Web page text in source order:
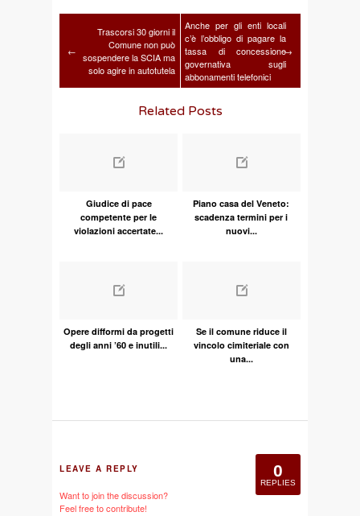
←
Trascorsi 30 giorni il
Comune non può
sospendere la SCIA ma
solo agire in autotutela
Anche per gli enti locali
c’è l’obbligo di pagare la
tassa di concessione
governativa sugli
abbonamenti telefonici
→
Related Posts
Giudice di pace
competente per le
violazioni accertate...
Piano casa del Veneto:
scadenza termini per i
nuovi...
Opere difformi da progetti
degli anni ’60 e inutili...
Se il comune riduce il
vincolo cimiteriale con
una...
0
REPLIES
LEAVE A REPLY
Want to join the discussion?
Feel free to contribute!